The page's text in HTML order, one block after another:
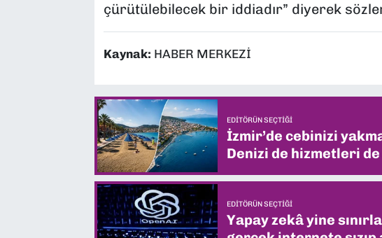
çürütülebilecek bir iddiadır” diyerek
Kaynak: HABER MERKEZİ
EDITÖRÜN SEÇTIĞI
İzmir’de cebinizi
Denizi de hizmetleri de
EDITÖRÜN SEÇTIĞI
Yapay zekâ yine